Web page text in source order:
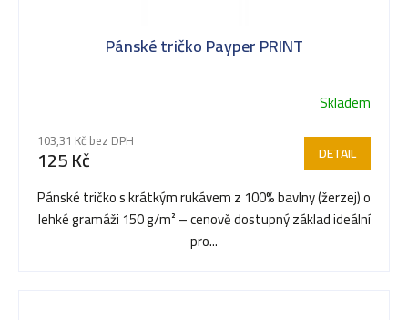
Pánské tričko Payper PRINT
Skladem
103,31 Kč bez DPH
125 Kč DETAIL
Pánské tričko s krátkým rukávem z 100% bavlny (žerzej) o
lehké gramáži 150 g/m² – cenově dostupný základ ideální
pro...